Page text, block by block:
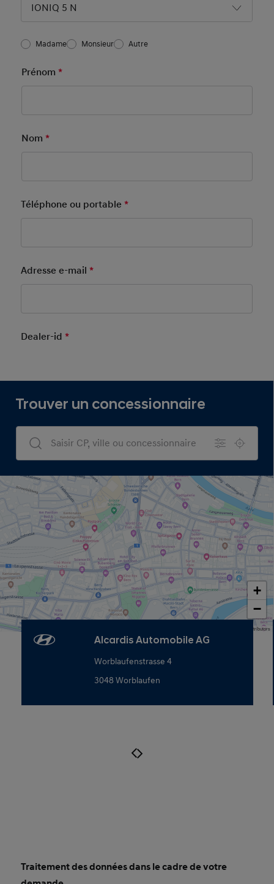
IONIQ 5 N
Salutation
Madame Monsieur Autre
Prénom *Mandatory Field
Nom *Mandatory Field
Téléphone ou portable*
Adresse e-mail*
Dealer-id*
+
−
Map data © OpenStreetMap contributors
Trouver un concessionnaire
Dealers Search
Alcardis Automobile AG
Worblaufenstrasse 4
3048 Worblaufen
Consent Small
Traitement des données dans le cadre de votre